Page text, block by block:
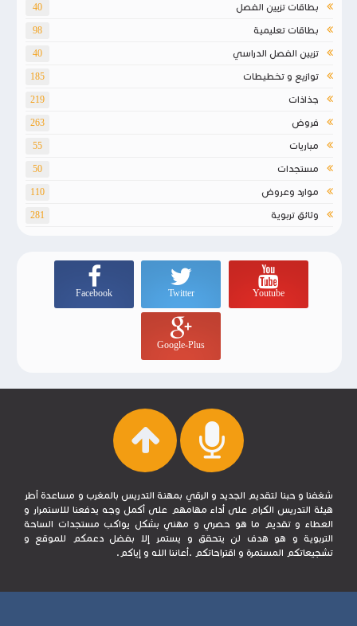
بطاقات تزيين الفصل 40
بطاقات تعليمية 98
تزيين الفصل الدراسي 40
توازيع و تخطيطات 185
جذاذات 219
فروض 263
مباريات 55
مستجدات 50
موارد وعروض 110
وثائق تربوية 281
Youtube
Twitter
Facebook
Google-Plus
شغفنا و حبنا لتقديم الجديد و الرقي بمهنة التدريس بالمغرب و مساعدة أطر
هيئة التدريس الكرام على أداء مهامهم على أكمل وجه يدفعنا للاستمرار و
العطاء و تقديم ما هو حصري و مهني بشكل يواكب مستجدات الساحة
التربوية و هو هدف لن يتحقق و يستمر إلا بفضل دعمكم للموقع و
تشجيعاتكم المستمرة و اقتراحاتكم .أعاننا الله و إياكم.